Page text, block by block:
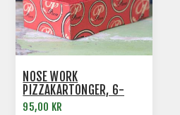
NOSE WORK
PIZZAKARTONGER, 6-
PACK
95,00 KR